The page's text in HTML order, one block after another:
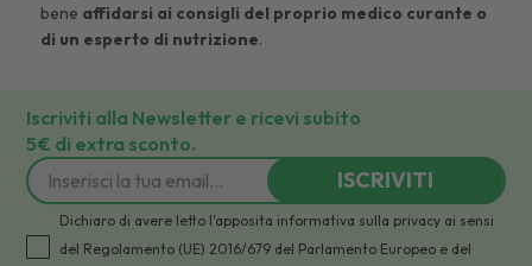
bene affidarsi ai consigli del proprio medico curante o
di un esperto di nutrizione.
Iscriviti alla Newsletter e ricevi subito
5€ di extra sconto.
ISCRIVITI
Dichiaro di avere letto l'apposita informativa sulla privacy ai sensi
del Regolamento (UE) 2016/679 del Parlamento Europeo e del